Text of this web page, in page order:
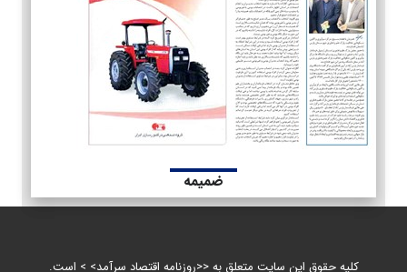
ضمیمه
کلیه حقوق این سایت متعلق به <<روزنامه اقتصاد سرآمد> > است.